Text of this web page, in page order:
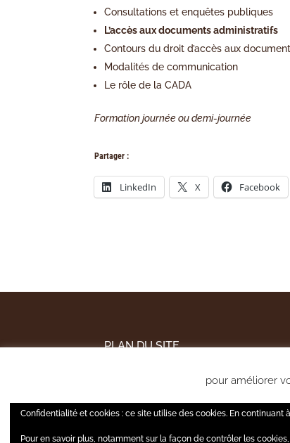
Consultations et enquêtes publiques
L’accès aux documents administratifs
Contours du droit d’accès aux
Modalités de communication
Le rôle de la CADA
Formation journée ou demi-journée
Partager :
LinkedIn X Facebook
PLAN DU SITE
POLITIQUE DE CONFIDENTIALITÉ
pour améliorer
A tout
Confidentialité et cookies : ce site utilise des cookies. En continuant
Pour en savoir plus, notamment sur la façon de contrôler les